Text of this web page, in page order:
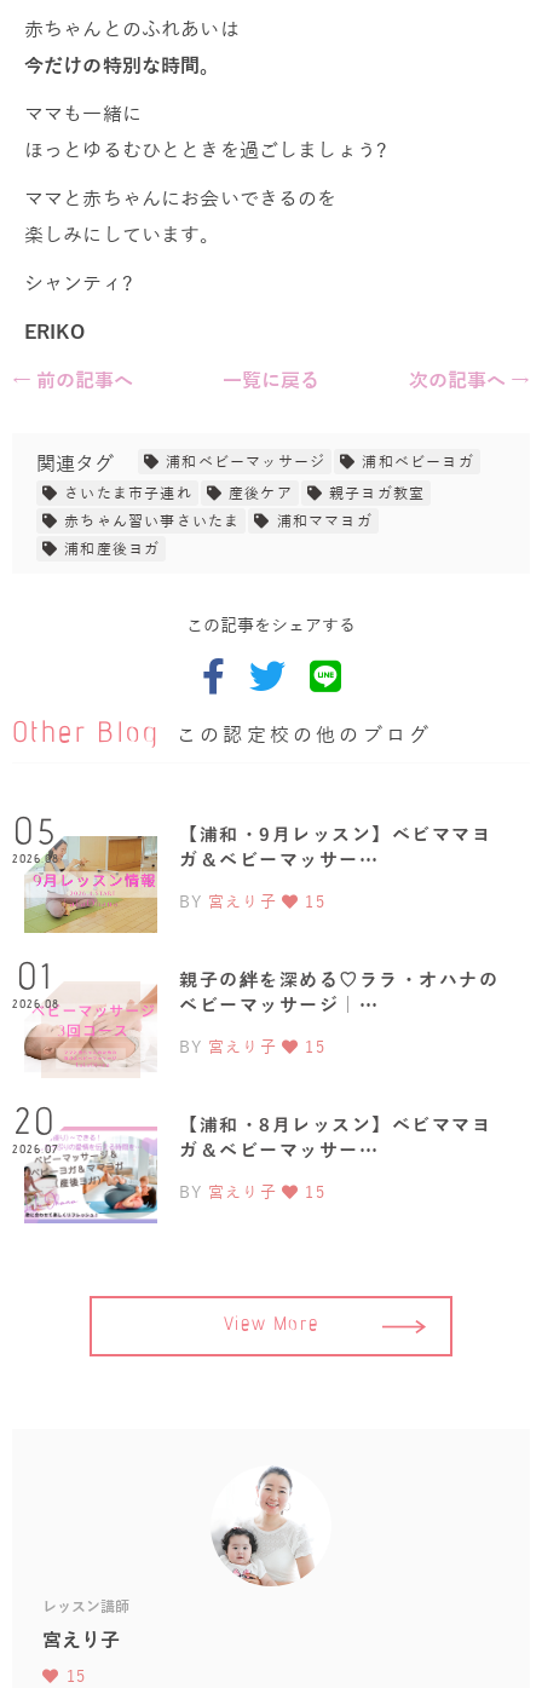
赤ちゃんとのふれあいは
今だけの特別な時間。
ママも一緒に
ほっとゆるむひとときを過ごしましょう?
ママと赤ちゃんにお会いできるのを
楽しみにしています。
シャンティ?
ERIKO
← 前の記事へ
一覧に戻る 次の記事へ →
関連タグ 浦和ベビーマッサージ
浦和ベビーヨガ
さいたま市子連れ
産後ケア
親子ヨガ教室
赤ちゃん習い事さいたま
浦和ママヨガ
浦和産後ヨガ
この記事をシェアする
Other Blog この認定校の他のブログ
05
2026.08
【浦和・9月レッスン】ベビママヨ
ガ＆ベビーマッサー…
BY 宮えり子 15
01
2026.08
親子の絆を深める♡ララ・オハナの
ベビーマッサージ｜…
BY 宮えり子 15
20
2026.07
【浦和・8月レッスン】ベビママヨ
ガ＆ベビーマッサー…
BY 宮えり子 15
View More
レッスン講師
宮えり子
15